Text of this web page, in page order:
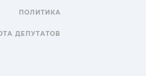
ПОЛИТИКА
ДЕПУТАТОВ